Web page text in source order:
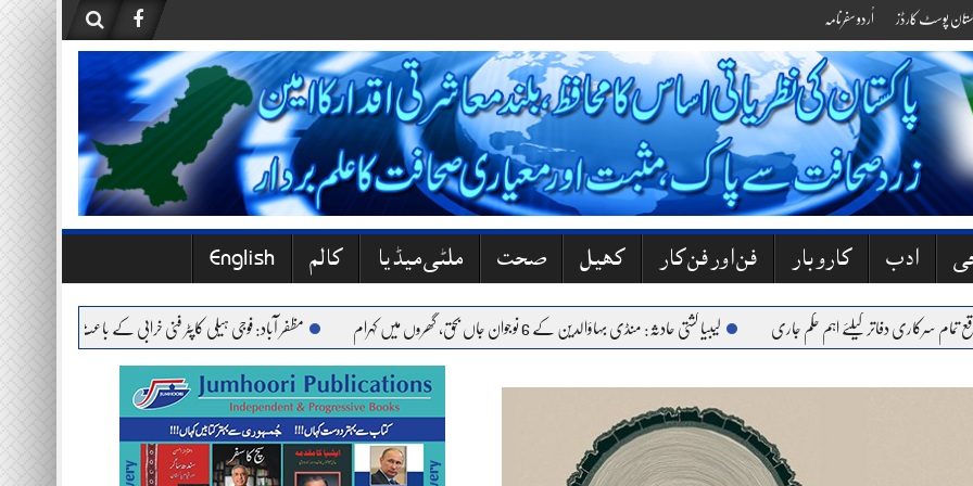
پوسٹ کارڈز اُردو سفرنامہ
ادب کاروبار فن اور فن کار کھیل صحت ملٹی میڈیا کالم English
دفاتر کیلئے اہم حکم جاری لیبیا کشتی حادثہ: منڈی بہاؤالدین کے 6 نوجوان جاں بحق، گھروں میں کہرام مظفر آباد: فوجی ہیلی کاپٹر فنی خرابی کے باعث حادثے کا شکار، تمام